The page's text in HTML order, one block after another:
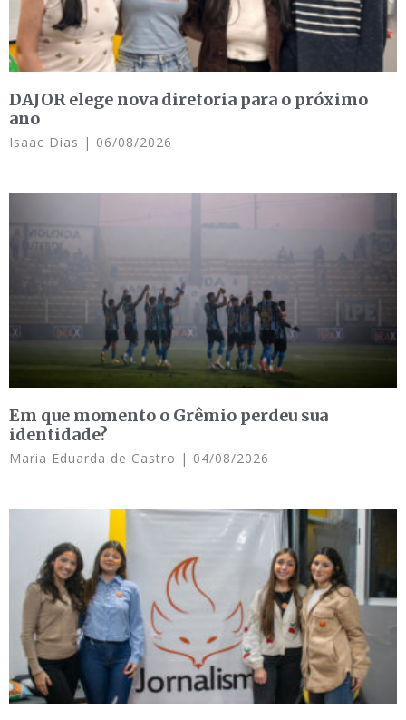
DAJOR elege nova diretoria para o próximo
ano
Isaac Dias 06/08/2026
Em que momento o Grêmio perdeu sua
identidade?
Maria Eduarda de Castro 04/08/2026